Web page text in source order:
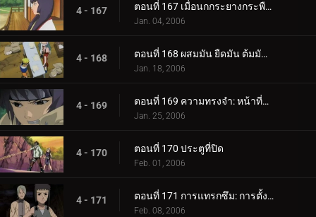
4 - 167 ตอนที่ 167 เมื่อนกกระยางกระพือปีก
Jan. 04, 2006
4 - 168 ตอนที่ 168 ผสมมัน ยืดมัน ต้มมันขึ้นมา! เผาหม้อทองแดงเผา!
Jan. 18, 2006
4 - 169 ตอนที่ 169 ความทรงจำ: หน้าที่หายไป
Jan. 25, 2006
4 - 170 ตอนที่ 170 ประตูที่ปิด
Feb. 01, 2006
4 - 171 ตอนที่ 171 การแทรกซึม: การตั้งค่า!
Feb. 08, 2006